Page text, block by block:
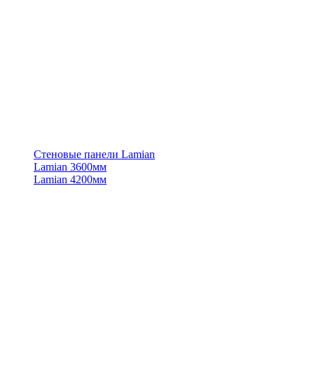
Стеновые панели Lamian
Lamian 3600мм
Lamian 4200мм